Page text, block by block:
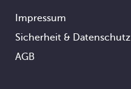
Footer
Impressum
Sicherheit & Datenschutz
AGB